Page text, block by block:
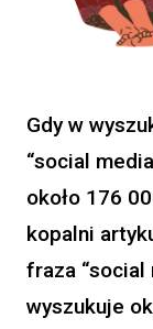
Gdy w
“social
około 176
kopalni
fraza “social
wyszukuje